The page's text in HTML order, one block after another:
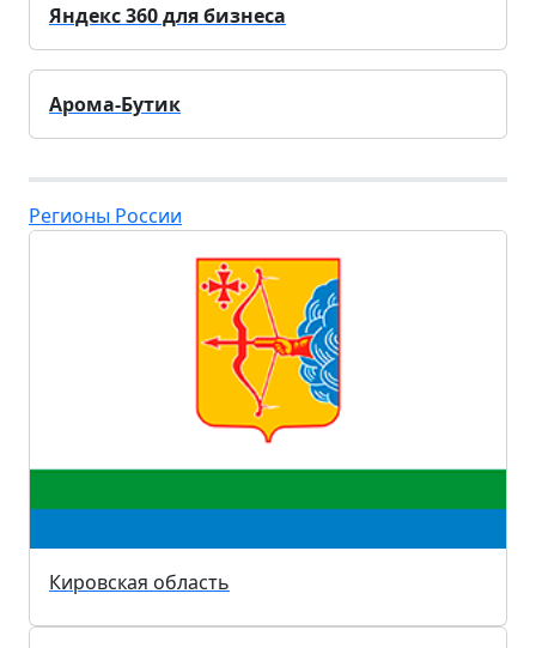
Яндекс 360 для бизнеса
Арома-Бутик
Регионы России
Кировская область